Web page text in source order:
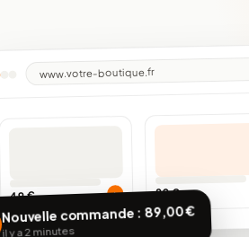
www.votre-boutique.fr
49 € + 89 €
Nouvelle commande : 89,00 €
il y a 2 minutes